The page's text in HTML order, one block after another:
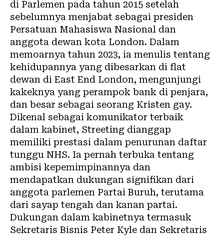
di Parlemen pada tahun 2015 setelah
sebelumnya menjabat sebagai presiden
Persatuan Mahasiswa Nasional dan
anggota dewan kota London. Dalam
memoarnya tahun 2023, ia menulis tentang
kehidupannya yang dibesarkan di flat
dewan di East End London, mengunjungi
kakeknya yang perampok bank di penjara,
dan besar sebagai seorang Kristen gay.
Dikenal sebagai komunikator terbaik
dalam kabinet, Streeting dianggap
memiliki prestasi dalam penurunan daftar
tunggu NHS. Ia pernah terbuka tentang
ambisi kepemimpinannya dan
mendapatkan dukungan signifikan dari
anggota parlemen Partai Buruh, terutama
dari sayap tengah dan kanan partai.
Dukungan dalam kabinetnya termasuk
Sekretaris Bisnis Peter Kyle dan Sekretaris